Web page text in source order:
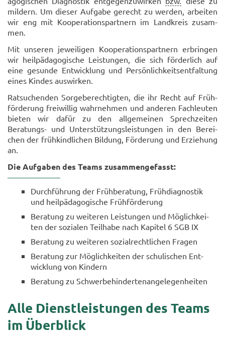
mil­dern. Um die­ser Auf­ga­be ge­recht zu wer­den, ar­bei­ten
wir eng mit Ko­ope­ra­ti­ons­part­nern im Land­kreis zu­sam­
men.
Mit un­se­ren je­wei­li­gen Ko­ope­ra­ti­ons­part­nern er­brin­gen
wir heil­päd­ago­gi­sche Leis­tun­gen, die sich för­der­lich auf
eine ge­sun­de Ent­wick­lung und Per­sön­lich­keits­ent­fal­tung
eines Kin­des aus­wir­ken.
Rat­su­chen­den Sor­ge­be­rech­tig­ten, die ihr Recht auf Früh­
för­de­rung frei­wil­lig wahr­neh­men und an­de­ren Fach­leu­ten
bie­ten wir dafür zu den all­ge­mei­nen Sprech­zei­ten
Beratungs-​ und Un­ter­stüt­zungs­leis­tun­gen in den Be­rei­
chen der früh­kind­li­chen Bil­dung, För­de­rung und Er­zie­hung
an.
Die Auf­ga­ben des Teams zu­sam­men­ge­fasst:
Durch­füh­rung der Früh­be­ra­tung, Früh­dia­gnos­tik
und heil­päd­ago­gi­sche Früh­för­de­rung
Be­ra­tung zu wei­te­ren Leis­tun­gen und Mög­lich­kei­
ten der so­zia­len Teil­ha­be nach Ka­pi­tel 6 SGB IX
Be­ra­tung zu wei­te­ren so­zi­al­recht­li­chen Fra­gen
Be­ra­tung zur Mög­lich­kei­ten der schu­li­schen Ent­
wick­lung von Kin­dern
Be­ra­tung zu Schwer­be­hin­der­ten­an­ge­le­gen­hei­ten
Alle Dienst­leis­tun­gen des Teams
im Über­blick